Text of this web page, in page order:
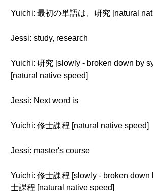
Yuichi: 最初の単語は、研究 [natural
Jessi: study, research
Yuichi: 研究 [slowly - broken down by
[natural native speed]
Jessi: Next word is
Yuichi: 修士課程 [natural native speed]
Jessi: master's course
Yuichi: 修士課程 [slowly - broken down
士課程 [natural native speed]